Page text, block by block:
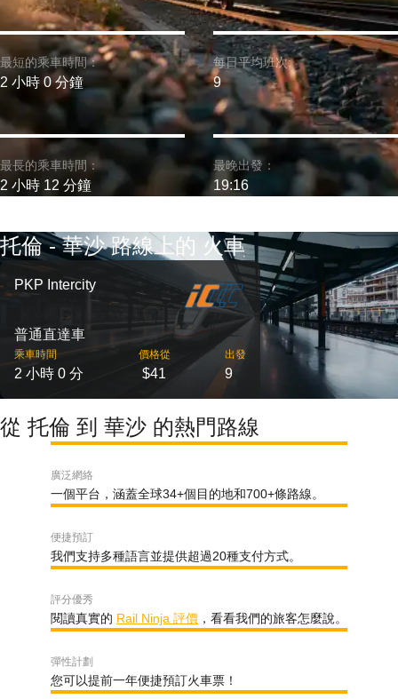
最短的乘車時間：
2 小時 0 分鐘
最長的乘車時間：
2 小時 12 分鐘
每日平均班次:
9
最晚出發：
19:16
托倫 - 華沙 路線上的 火車
PKP Intercity
普通直達車
乘車時間
2 小時 0 分
價格從
$41
出發
9
從 托倫 到 華沙 的熱門路線
廣泛網絡
一個平台，涵蓋全球34+個目的地和700+條路線。
便捷預訂
我們支持多種語言並提供超過20種支付方式。
評分優秀
閱讀真實的 Rail Ninja 評價 ，看看我們的旅客怎麼說。
彈性計劃
您可以提前一年便捷預訂火車票！